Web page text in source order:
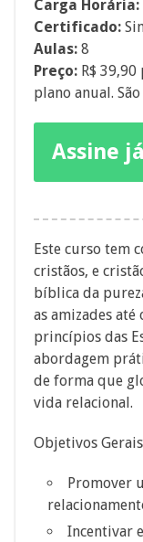
Carga Horária:
Certificado:
Aulas: 8
Preço: R$
plano anual.
Assine
Este curso tem
cristãos, e
bíblica da
as amizades até
princípios das
abordagem
de forma que
vida relacional.
Objetivos Gerais
Promover
Incentivar